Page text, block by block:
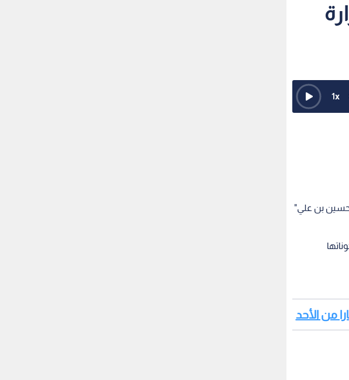
1x
بن علي"
من الأحد